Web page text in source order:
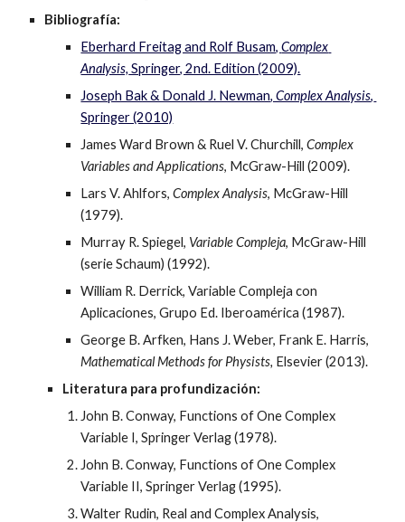
Bibliografía:
Eberhard Freitag and Rolf Busam, Complex
Analysis, Springer, 2nd. Edition (2009).
Joseph Bak & Donald J. Newman, Complex Analysis,
Springer (2010)
James Ward Brown & Ruel V. Churchill, Complex
Variables and Applications, McGraw-Hill (2009).
Lars V. Ahlfors, Complex Analysis, McGraw-Hill
(1979).
Murray R. Spiegel, Variable Compleja, McGraw-Hill
(serie Schaum) (1992).
William R. Derrick, Variable Compleja con
Aplicaciones, Grupo Ed. Iberoamérica (1987).
Mathematical Methods for Physists, Elsevier (2013).
Literatura para profundización:
John B. Conway, Functions of One Complex
Variable I, Springer Verlag (1978).
John B. Conway, Functions of One Complex
Variable II, Springer Verlag (1995).
Walter Rudin, Real and Complex Analysis,